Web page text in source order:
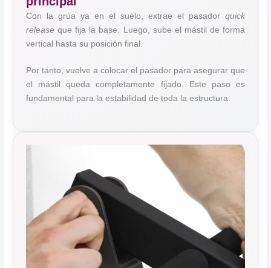
Con la grúa ya en el suelo, extrae el pasadorquick
releaseque fija la base. Luego, sube el mástil de forma
vertical hasta su posición final.
Por tanto, vuelve a colocar el pasador para asegurar que
el mástil queda completamente fijado. Este paso es
fundamental para la estabilidad de toda la estructura.